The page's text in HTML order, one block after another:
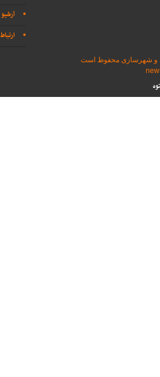
آرشیو
و شهرسازی محفوظ است